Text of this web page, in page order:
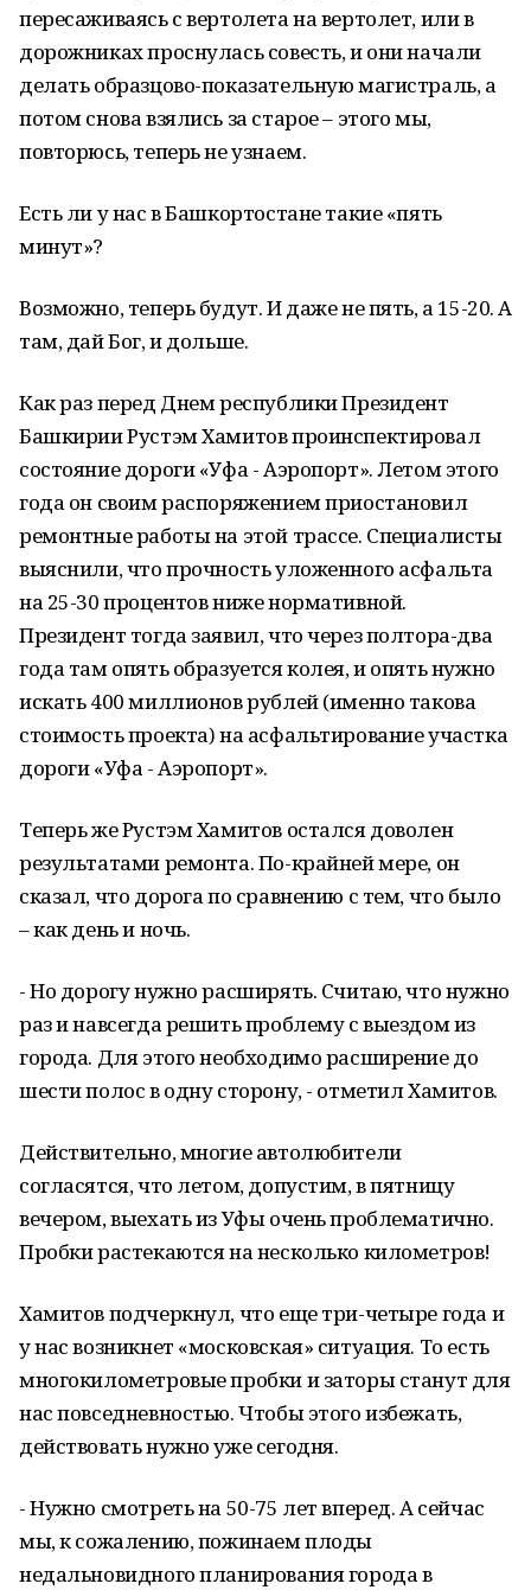
пересаживаясь с вертолета на вертолет, или в
дорожниках проснулась совесть, и они начали
делать образцово-показательную магистраль, а
потом снова взялись за старое – этого мы,
повторюсь, теперь не узнаем.
Есть ли у нас в Башкортостане такие «пять
минут»?
Возможно, теперь будут. И даже не пять, а 15-20. А
там, дай Бог, и дольше.
Как раз перед Днем республики Президент
Башкирии Рустэм Хамитов проинспектировал
состояние дороги «Уфа - Аэропорт». Летом этого
года он своим распоряжением приостановил
ремонтные работы на этой трассе. Специалисты
выяснили, что прочность уложенного асфальта
на 25-30 процентов ниже нормативной.
Президент тогда заявил, что через полтора-два
года там опять образуется колея, и опять нужно
искать 400 миллионов рублей (именно такова
стоимость проекта) на асфальтирование участка
дороги «Уфа - Аэропорт».
Теперь же Рустэм Хамитов остался доволен
результатами ремонта. По-крайней мере, он
сказал, что дорога по сравнению с тем, что было
– как день и ночь.
- Но дорогу нужно расширять. Считаю, что нужно
раз и навсегда решить проблему с выездом из
города. Для этого необходимо расширение до
шести полос в одну сторону, - отметил Хамитов.
Действительно, многие автолюбители
согласятся, что летом, допустим, в пятницу
вечером, выехать из Уфы очень проблематично.
Пробки растекаются на несколько километров!
Хамитов подчеркнул, что еще три-четыре года и
у нас возникнет «московская» ситуация. То есть
многокилометровые пробки и заторы станут для
нас повседневностью. Чтобы этого избежать,
действовать нужно уже сегодня.
- Нужно смотреть на 50-75 лет вперед. А сейчас
мы, к сожалению, пожинаем плоды
недальновидного планирования города в